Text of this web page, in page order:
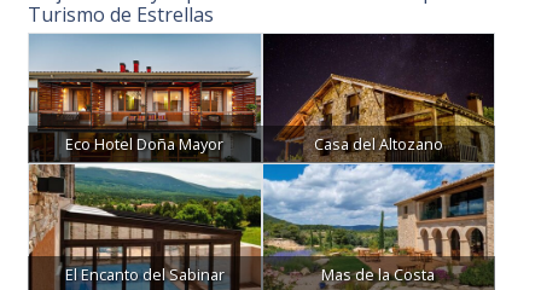
Turismo de Estrellas
Eco Hotel Doña Mayor Casa del Altozano
El Encanto del Sabinar Mas de la Costa